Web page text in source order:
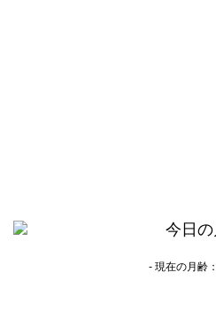
- 現在の月齢：